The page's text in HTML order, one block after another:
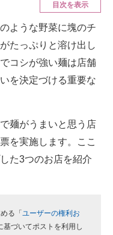
目次を表示
ような野菜に塊のチ
たっぷりと溶け出し
コシが強い麺は店舗
を決定づける重要な
麺がうまいと思う店
を実施します。ここ
た3つのお店を紹介
る「 ユーザーの権利お
基づいてポストを利用し